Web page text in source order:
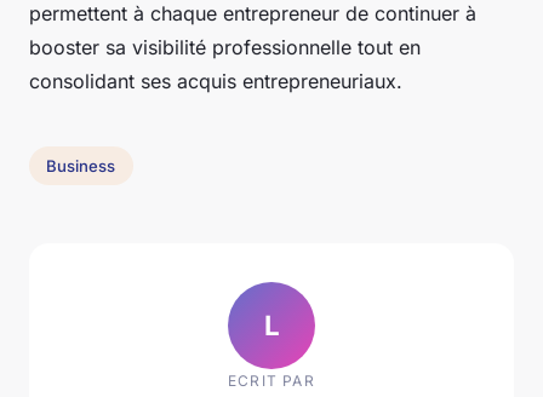
permettent à chaque entrepreneur de continuer à
booster sa visibilité professionnelle tout en
consolidant ses acquis entrepreneuriaux.
Business
L
ECRIT PAR